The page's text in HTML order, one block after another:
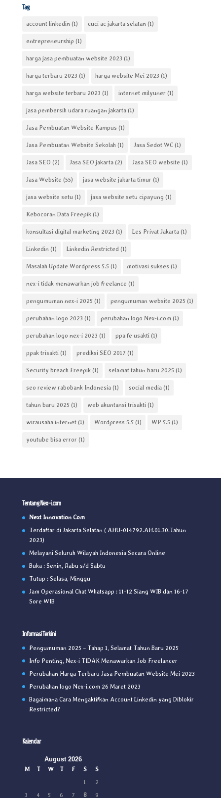
Tag
account linkedin(1) cuci ac jakarta selatan(1)
entrepreneurship (1)
harga jasa pembuatan website 2023 (1)
harga terbaru 2023 (1) harga website Mei 2023 (1)
harga website terbaru 2023 (1) internet milyuner (1)
jasa pembersih udara ruangan jakarta(1)
Jasa Pembuatan Website Kampus (1)
Jasa Pembuatan Website Sekolah (1) Jasa Sedot WC(1)
Jasa SEO (2) Jasa SEO jakarta(2) Jasa SEO website (1)
Jasa Website (55) jasa website jakarta timur (1)
jasa website setu (1) jasa website setu cipayung (1)
Kebocoran Data Freepik(1)
konsultasi digital marketing 2023 (1) Les Privat Jakarta(1)
Linkedin(1) Linkedin Restricted (1)
Masalah Update Wordpress 5.5(1) motivasi sukses (1)
nex-i tidak menawarkan job freelance (1)
pengumuman nex-i 2025(1) pengumuman website 2025(1)
perubahan logo 2023 (1) perubahan logo Nex-i.com (1)
perubahan logo nex-i 2023 (1) ppa fe usakti(1)
ppak trisakti(1) prediksi SEO 2017 (1)
Security breach Freepik(1) selamat tahun baru 2025(1)
seo review rabobank Indonesia(1) social media(1)
tahun baru 2025(1) web akuntansi trisakti(1)
wirausaha internet(1) Wordpress 5.5(1) WP 5.5(1)
youtube bisa error (1)
Tentang Nex-i.com
Next Innovation Com
Terdaftar di Jakarta Selatan ( AHU-014792.AH.01.30.Tahun
2023)
Melayani Seluruh Wilayah Indonesia Secara Online
Buka : Senin, Rabu s/d Sabtu
Tutup : Selasa, Minggu
Jam Operasional Chat Whatsapp : 11-12 Siang WIB dan 16-17
Sore WIB
Informasi Terkini
Pengumuman 2025 – Tahap 1, Selamat Tahun Baru 2025
Info Penting, Nex-i TIDAK Menawarkan Job Freelancer
Perubahan Harga Terbaru Jasa Pembuatan Website Mei 2023
Perubahan logo Nex-i.com 26 Maret 2023
Bagaimana Cara Mengaktifkan Account Linkedin yang Diblokir
Restricted?
Kalendar
August 2026
M T W T F S
S
1
2
3
4 5 6 7 8 9